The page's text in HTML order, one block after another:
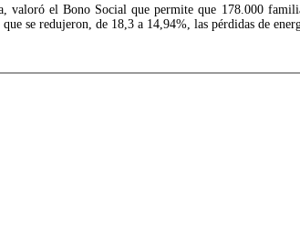
valoró el Bono Social que permite que 178.000
se redujeron, de 18,3 a 14,94%, las pérdidas de